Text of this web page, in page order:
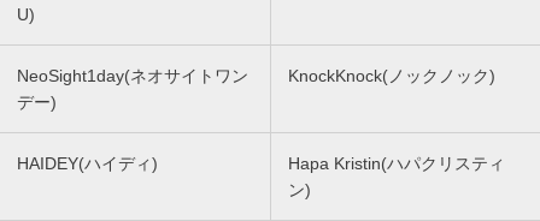
U)
NeoSight1day(ネオサイトワン
デー)
KnockKnock(ノックノック)
HAIDEY(ハイディ)
Hapa Kristin(ハパクリスティ
ン)